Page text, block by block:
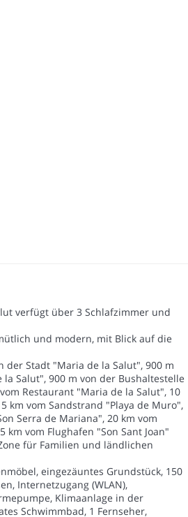
verfügt über 3 Schlafzimmer und
und modern, mit Blick auf die
der Stadt "Maria de la Salut", 900 m
Salut", 900 m von der Bushaltestelle
Restaurant "Maria de la Salut", 10
km vom Sandstrand "Playa de Muro",
Serra de Mariana", 20 km vom
km vom Flughafen "Son Sant Joan"
für Familien und ländlichen
eingezäuntes Grundstück, 150
Internetzugang (WLAN),
Klimaanlage in der
Schwimmbad, 1 Fernseher,